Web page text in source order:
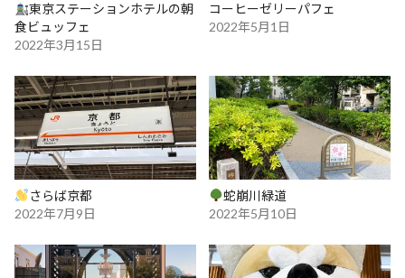
東京ステーションホテルの朝
食ビュッフェ
2022年3月15日
コーヒーゼリーパフェ
2022年5月1日
さらば京都
2022年7月9日
蛇崩川緑道
2022年5月10日